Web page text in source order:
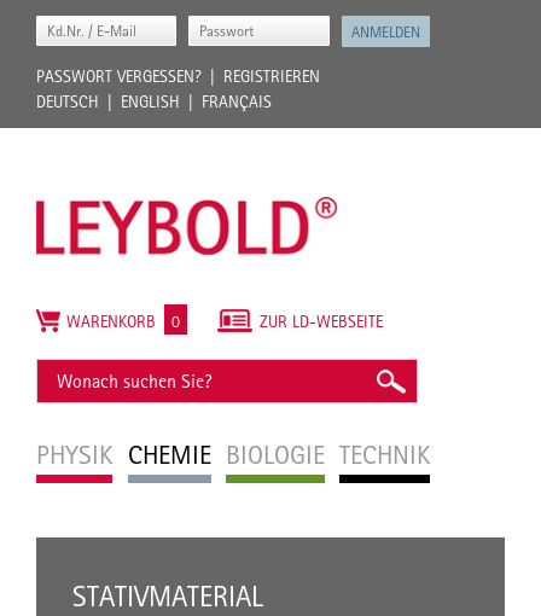
PASSWORT VERGESSEN?
REGISTRIEREN
DEUTSCH
ENGLISH FRANÇAIS
PHYSIK CHEMIE BIOLOGIE TECHNIK
ZUR LD-WEBSEITE
WARENKORB 0
STATIVMATERIAL